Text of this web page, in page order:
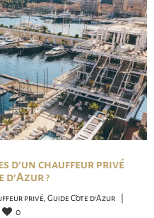
d’un chauffeur privé
?
privé, Guide Côte d'Azur
0